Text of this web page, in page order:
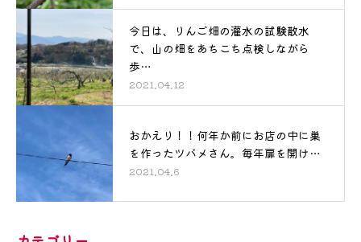
今日は、りんご畑の灌水の試験散水
で、山の畑をあちこち点検しながら
歩…
2021.04.12
おかえり！！何年か前にお店の中に巣
を作ったツバメさん。毎年扉を開け…
2021.04.6